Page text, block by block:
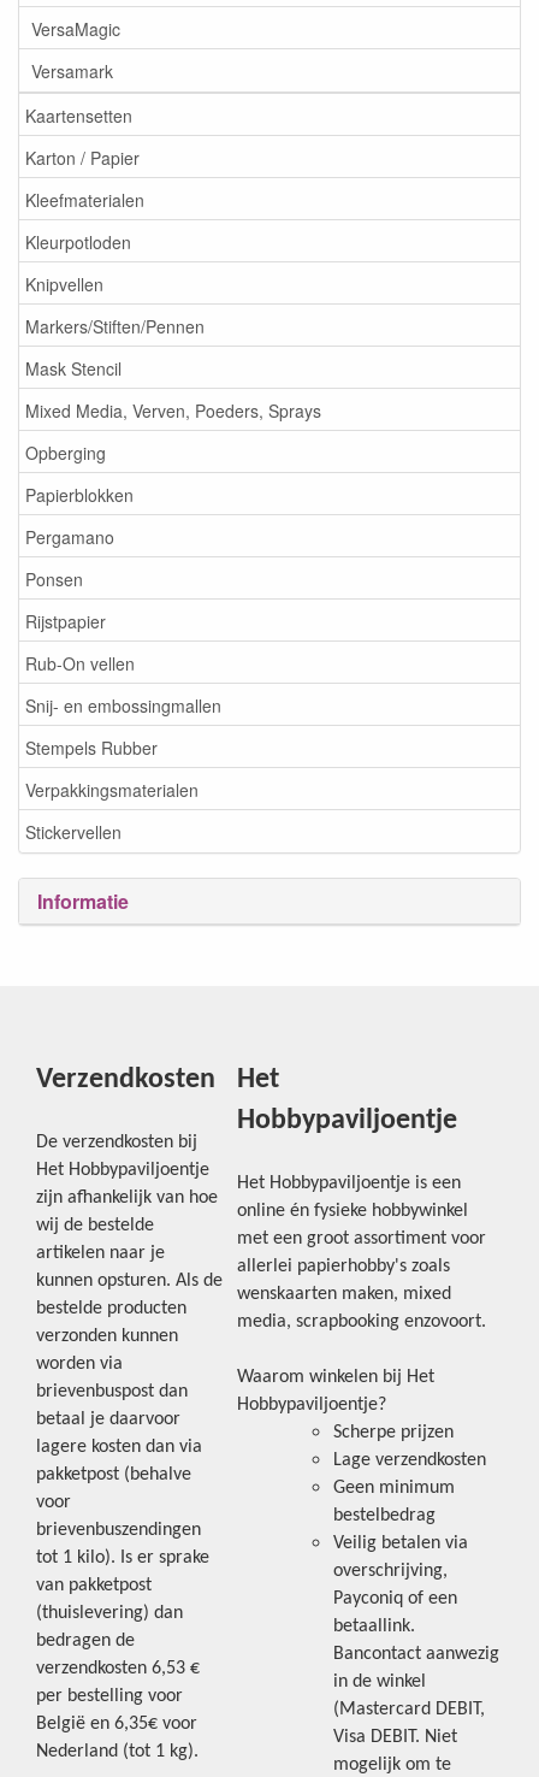
VersaMagic
Versamark
Kaartensetten
Karton / Papier
Kleefmaterialen
Kleurpotloden
Knipvellen
Markers/Stiften/Pennen
Mask Stencil
Mixed Media, Verven, Poeders, Sprays
Opberging
Papierblokken
Pergamano
Ponsen
Rijstpapier
Rub-On vellen
Snij- en embossingmallen
Stempels Rubber
Verpakkingsmaterialen
Stickervellen
Informatie
Verzendkosten
De verzendkosten bij
Het Hobbypaviljoentje
zijn afhankelijk van hoe
wij de bestelde
artikelen naar je
kunnen opsturen. Als de
bestelde producten
verzonden kunnen
worden via
brievenbuspost dan
betaal je daarvoor
lagere kosten dan via
pakketpost (behalve
voor
brievenbuszendingen
tot 1 kilo). Is er sprake
van pakketpost
(thuislevering) dan
bedragen de
verzendkosten 6,53 €
per bestelling voor
België en 6,35€ voor
Nederland (tot 1 kg).
Het
Hobbypaviljoentje
Het Hobbypaviljoentje is een
online én fysieke hobbywinkel
met een groot assortiment voor
allerlei papierhobby's zoals
wenskaarten maken, mixed
media, scrapbooking enzovoort.
Waarom winkelen bij Het
Hobbypaviljoentje?
Scherpe prijzen
Lage verzendkosten
Geen minimum
bestelbedrag
Veilig betalen via
overschrijving,
Payconiq of een
betaallink.
Bancontact aanwezig
in de winkel
(Mastercard DEBIT,
Visa DEBIT. Niet
mogelijk om te